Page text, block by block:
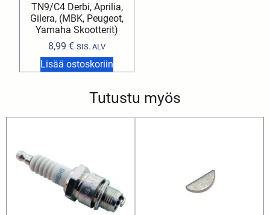
TN9/C4 Derbi, Aprilia,
Gilera, (MBK, Peugeot,
Yamaha Skootterit)
8,99€ SIS. ALV
Lisää ostoskoriin
Tutustu myös